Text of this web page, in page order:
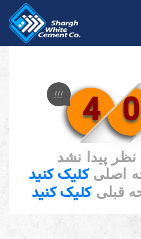
4 0
!!!
پیدا نشد
اصلیکلیک کنید
قبلیکلیک کنید